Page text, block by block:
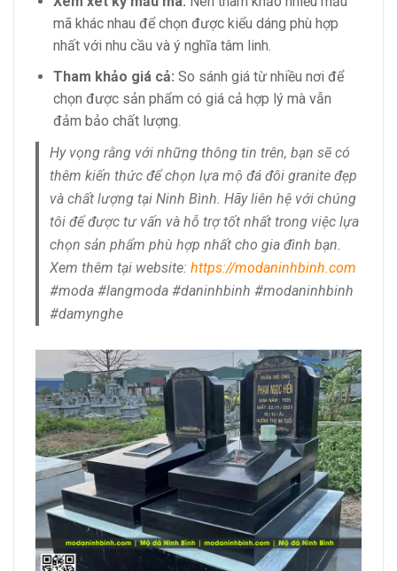
mã khác nhau để chọn được kiểu dáng phù hợp
nhất với nhu cầu và ý nghĩa tâm linh.
Tham khảo giá cả: So sánh giá từ nhiều nơi để
chọn được sản phẩm có giá cả hợp lý mà vẫn
đảm bảo chất lượng.
Hy vọng rằng với những thông tin trên, bạn sẽ có
thêm kiến thức để chọn lựa mộ đá đôi granite đẹp
và chất lượng tại Ninh Bình. Hãy liên hệ với chúng
tôi để được tư vấn và hỗ trợ tốt nhất trong việc lựa
chọn sản phẩm phù hợp nhất cho gia đình bạn.
Xem thêm tại website:https://modaninhbinh.com
#moda #langmoda #daninhbinh #modaninhbinh
#damynghe